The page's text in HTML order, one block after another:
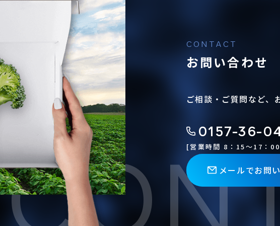
下さい。
管してください。 お問い合わせ
ご相談・ご質問など、
0157-36-
[営業時間 8：15〜17：
メールでお問